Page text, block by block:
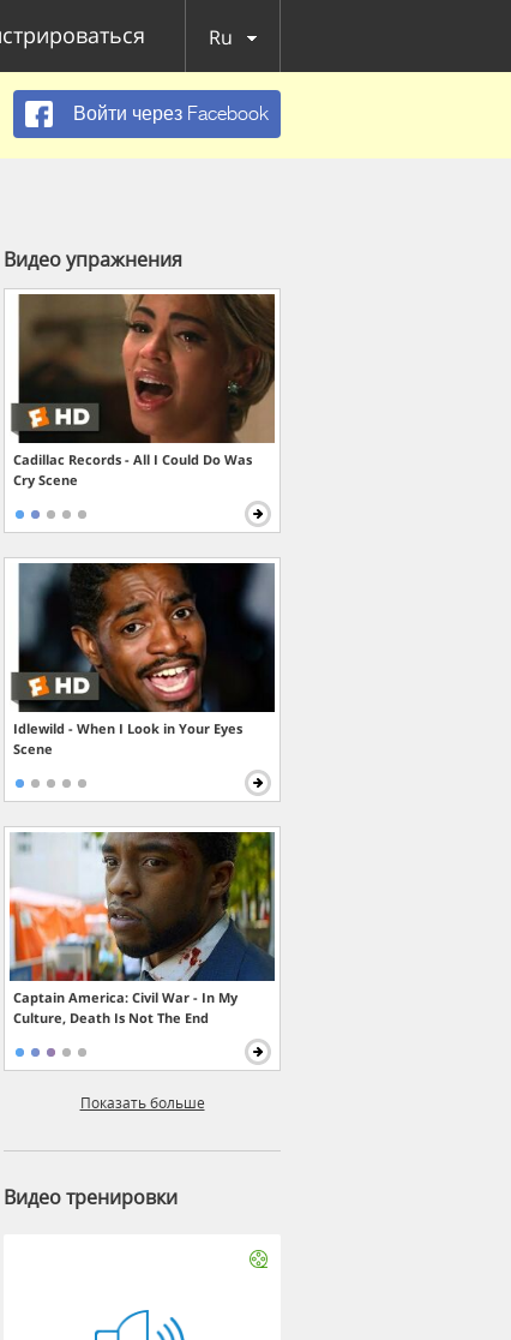
Ru
Войти через Facebook
Видео упражнения
Cadillac Records - All I Could Do Was
Cry Scene
Idlewild - When I Look in Your Eyes
Scene
Captain America: Civil War - In My
Culture, Death Is Not The End
Показать больше
Видео тренировки